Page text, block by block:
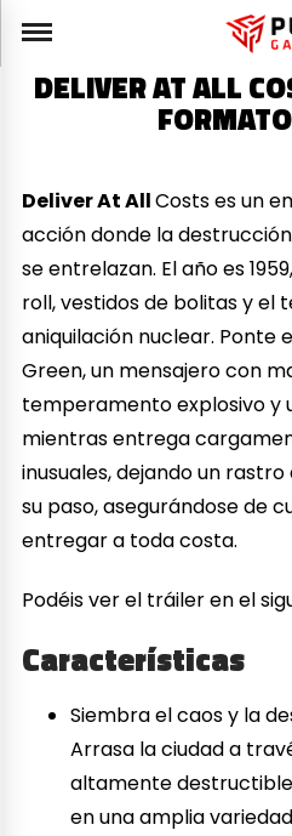
DELIVER AT ALL
Deliver At AllCosts es un
acción donde la
se entrelazan. El año es
roll, vestidos de bolitas y el
aniquilación nuclear. Ponte
Green, un mensajero con
temperamento explosivo y
mientras entrega
inusuales, dejando un
su paso, asegurándose de
entregar a toda costa.
Podéis ver el tráiler en el
Características
Siembra el caos y la
Arrasa la ciudad a
altamente
en una amplia